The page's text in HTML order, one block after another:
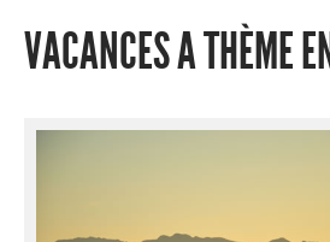
VACANCES A THÈME